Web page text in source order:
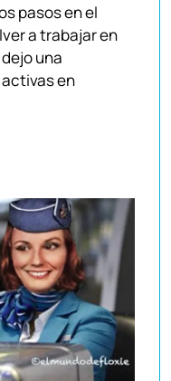
pasos en el
a trabajar en
una
en